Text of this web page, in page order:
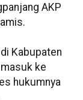
AKP
Kabupaten
masuk ke
hukumnya